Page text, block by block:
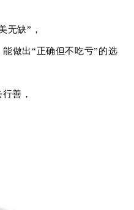
无缺”，
做出“正确但不吃亏”的选
善，